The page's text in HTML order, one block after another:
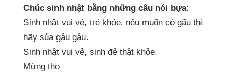
Chúc sinh nhật bằng những câu nói bựa:
Sinh nhật vui vẻ, trẻ khỏe, nếu muốn có gấu thì
hãy sủa gâu gâu.
Sinh nhật vui vẻ, sinh đẻ thật khỏe.
Mừng thọ